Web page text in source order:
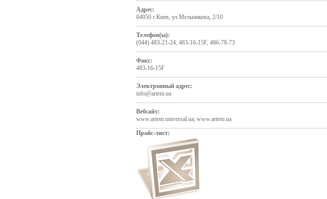
Адрес:
04050 г.Киев, ул.Мельникова, 2/10
Телефон(ы):
(044) 483-21-24, 483-16-15F, 486-78-73
Факс:
483-16-15F
Электронный адрес:
info@artem.ua
Вебсайт:
www.artem.universal.ua; www.artem.ua
Прайс-лист: